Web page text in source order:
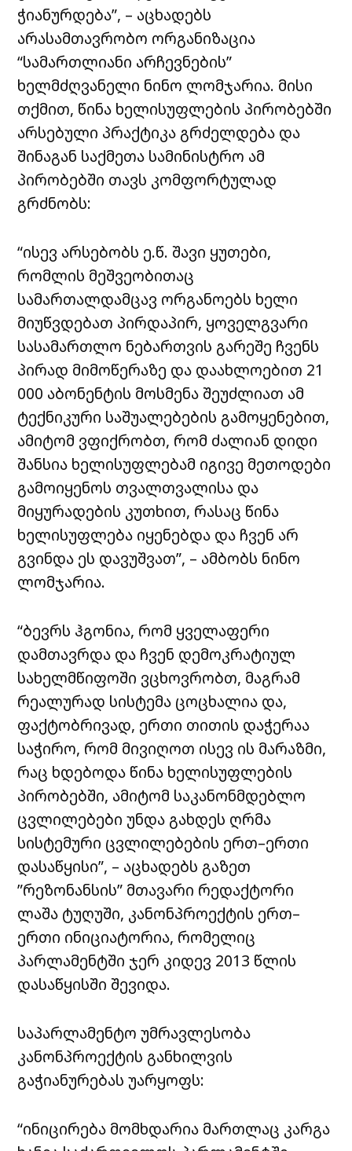
ჭიანურდება”, – აცხადებს
არასამთავრობო ორგანიზაცია
“სამართლიანი არჩევნების”
ხელმძღვანელი ნინო ლომჯარია. მისი
თქმით, წინა ხელისუფლების პირობებში
არსებული პრაქტიკა გრძელდება და
შინაგან საქმეთა სამინისტრო ამ
პირობებში თავს კომფორტულად
გრძნობს:
“ისევ არსებობს ე.წ. შავი ყუთები,
რომლის მეშვეობითაც
სამართალდამცავ ორგანოებს ხელი
მიუწვდებათ პირდაპირ, ყოველგვარი
სასამართლო ნებართვის გარეშე ჩვენს
პირად მიმოწერაზე და დაახლოებით 21
000 აბონენტის მოსმენა შეუძლიათ ამ
ტექნიკური საშუალებების გამოყენებით,
ამიტომ ვფიქრობთ, რომ ძალიან დიდი
შანსია ხელისუფლებამ იგივე მეთოდები
გამოიყენოს თვალთვალისა და
მიყურადების კუთხით, რასაც წინა
ხელისუფლება იყენებდა და ჩვენ არ
გვინდა ეს დავუშვათ”, – ამბობს ნინო
ლომჯარია.
“ბევრს ჰგონია, რომ ყველაფერი
დამთავრდა და ჩვენ დემოკრატიულ
სახელმწიფოში ვცხოვრობთ, მაგრამ
რეალურად სისტემა ცოცხალია და,
ფაქტობრივად, ერთი თითის დაჭერაა
საჭირო, რომ მივიღოთ ისევ ის მარაზმი,
რაც ხდებოდა წინა ხელისუფლების
პირობებში, ამიტომ საკანონმდებლო
ცვლილებები უნდა გახდეს ღრმა
სისტემური ცვლილებების ერთ–ერთი
დასაწყისი”, – აცხადებს გაზეთ
”რეზონანსის” მთავარი რედაქტორი
ლაშა ტუღუში, კანონპროექტის ერთ–
ერთი ინიციატორია, რომელიც
პარლამენტში ჯერ კიდევ 2013 წლის
დასაწყისში შევიდა.
საპარლამენტო უმრავლესობა
კანონპროექტის განხილვის
გაჭიანურებას უარყოფს:
“ინიცირება მომხდარია მართლაც კარგა